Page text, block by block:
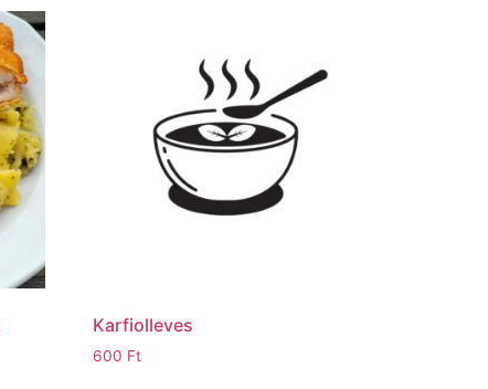
Karfiolleves
600 Ft